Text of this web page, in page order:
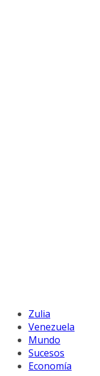
Zulia
Venezuela
Mundo
Sucesos
Economía